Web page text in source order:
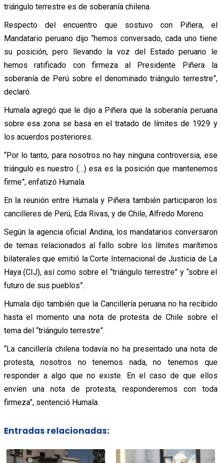
triángulo terrestre es de soberanía chilena.
Respecto del encuentro que sostuvo con Piñera, el
Mandatario peruano dijo “hemos conversado, cada uno tiene
su posición, pero llevando la voz del Estado peruano le
hemos ratificado con firmeza al Presidente Piñera la
soberanía de Perú sobre el denominado triángulo terrestre”,
declaró.
Humala agregó que le dijo a Piñera que la soberanía peruana
sobre esa zona se basa en el tratado de límites de 1929 y
los acuerdos posteriores.
“Por lo tanto, para nosotros no hay ninguna controversia, ese
triángulo es nuestro (…) esa es la posición que mantenemos
firme”, enfatizó Humala.
En la reunión entre Humala y Piñera también participaron los
cancilleres de Perú, Eda Rivas, y de Chile, Alfredo Moreno.
Según la agencia oficial Andina, los mandatarios conversaron
de temas relacionados al fallo sobre los límites marítimos
bilaterales que emitió la Corte Internacional de Justicia de La
Haya (CIJ), así como sobre el “triángulo terrestre” y “sobre el
futuro de sus pueblos”.
Humala dijo también que la Cancillería peruana no ha recibido
hasta el momento una nota de protesta de Chile sobre el
tema del “triángulo terrestre”.
“La cancillería chilena todavía no ha presentado una nota de
protesta, nosotros no tenemos nada, no tenemos que
responder a algo que no existe. En el caso de que ellos
envíen una nota de protesta, responderemos con toda
firmeza”, sentenció Humala.
Entradas relacionadas: